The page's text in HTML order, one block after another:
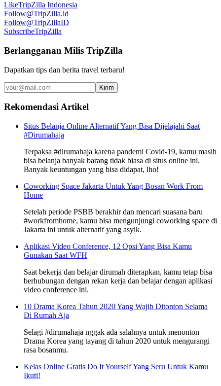
LikeTripZilla Indonesia
Follow@TripZilla.id
Follow@TripZillaID
SubscribeTripZilla
Berlangganan Milis TripZilla
Dapatkan tips dan berita travel terbaru!
Kirim
Rekomendasi Artikel
Situs Belanja Online Alternatif Yang Bisa Dijelajahi Saat
#Dirumahaja
Terpaksa #dirumahaja karena pandemi Covid-19, kamu masih
bisa belanja banyak barang tidak biasa di situs online ini.
Banyak keuntungan yang bisa didapat, lho!
Coworking Space Jakarta Untuk Yang Bosan Work From
Home
Setelah periode PSBB berakhir dan mencari suasana baru
#workfromhome, kamu bisa mengunjungi coworking space di
Jakarta ini untuk alternatif yang asyik.
Aplikasi Video Conference, 12 Opsi Yang Bisa Kamu
Gunakan Saat WFH
Saat bekerja dan belajar dirumah diterapkan, kamu tetap bisa
berhubungan dengan rekan kerja dan belajar dengan aplikasi
video conference ini.
10 Drama Korea Tahun 2020 Yang Wajib Ditonton Selama
Di Rumah Aja
Selagi #dirumahaja nggak ada salahnya untuk menonton
Drama Korea yang tayang di tahun 2020 untuk mengurangi
rasa bosanmu.
Kelas Online Gratis Do It Yourself Yang Seru Untuk Kamu
Ikuti!